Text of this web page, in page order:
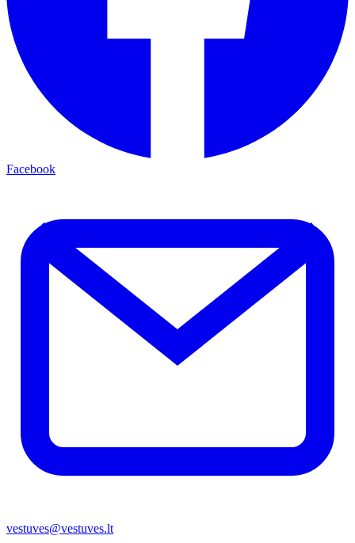
Facebook
vestuves@vestuves.lt